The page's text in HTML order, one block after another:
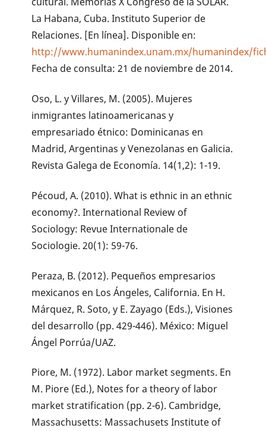
La Habana, Cuba. Instituto Superior de
Relaciones. [En línea]. Disponible en:
http://www.humanindex.unam.mx/humanindex/
Fecha de consulta: 21 de noviembre de 2014.
Oso, L. y Villares, M. (2005). Mujeres
inmigrantes latinoamericanas y
empresariado étnico: Dominicanas en
Madrid, Argentinas y Venezolanas en Galicia.
Revista Galega de Economía. 14(1,2): 1-19.
Pécoud, A. (2010). What is ethnic in an ethnic
economy?. International Review of
Sociology: Revue Internationale de
Sociologie. 20(1): 59-76.
Peraza, B. (2012). Pequeños empresarios
mexicanos en Los Ángeles, California. En H.
Márquez, R. Soto, y E. Zayago (Eds.), Visiones
del desarrollo (pp. 429-446). México: Miguel
Ángel Porrúa/UAZ.
Piore, M. (1972). Labor market segments. En
M. Piore (Ed.), Notes for a theory of labor
market stratification (pp. 2-6). Cambridge,
Massachusetts: Massachusets Institute of